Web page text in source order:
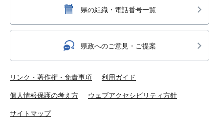
県の組織・電話番号一覧
県政へのご意見・ご提案
リンク・著作権・免責事項 利用ガイド
個人情報保護の考え方 ウェブアクセシビリティ方針
サイトマップ